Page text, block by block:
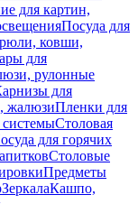
для картин,
Посуда для
ковши,
для
рулонные
для
жалюзиПленки для
Столовая
для горячих
Столовые
Предметы
ЗеркалаКашпо,